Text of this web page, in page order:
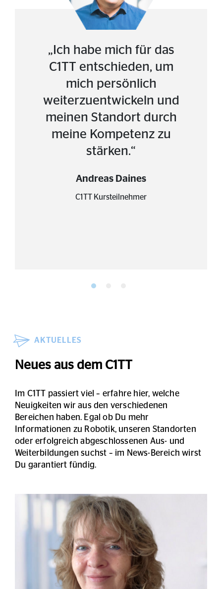
„Ich habe mich für das
C1TT entschieden, um
mich persönlich
weiterzuentwickeln und
meinen Standort durch
meine Kompetenz zu
stärken.“
Andreas Daines
C1TT Kursteilnehmer
AKTUELLES
Neues aus dem C1TT
Im C1TT passiert viel – erfahre hier, welche
Neuigkeiten wir aus den verschiedenen
Bereichen haben. Egal ob Du mehr
Informationen zu Robotik, unseren Standorten
oder erfolgreich abgeschlossenen Aus- und
Weiterbildungen suchst – im News-Bereich wirst
Du garantiert fündig.